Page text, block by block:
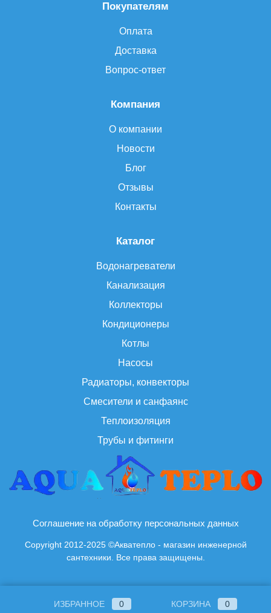
Каталог
Водонагреватели
Канализация
Коллекторы
Кондиционеры
Котлы
Насосы
Радиаторы, конвекторы
Смесители и санфаянс
Теплоизоляция
Трубы и фитинги
Компания
О компании
Новости
Блог
Отзывы
Контакты
Покупателям
Оплата
Доставка
Вопрос-ответ
Соглашение на обработку персональных данных
Copyright 2012-2025 ©Акватепло - магазин инженерной
сантехники. Все права защищены.
ИЗБРАННОЕ 0 КОРЗИНА 0